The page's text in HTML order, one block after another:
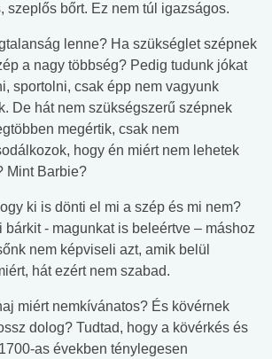
szeplős bőrt. Ez nem túl igazságos.
lenne? Ha szükséglet szépnek
a nagy többség? Pedig tudunk jókat
sportolni, csak épp nem vagyunk
De hát nem szükségszerű szépnek
megértik, csak nem
hogy én miért nem lehetek
Mint Barbie?
ki is dönti el mi a szép és mi nem?
bárkit - magunkat is beleértve – máshoz
nem képviseli azt, amik belül
hát ezért nem szabad.
miért nemkívánatos? És kövérnek
dolog? Tudtad, hogy a kövérkés és
as években ténylegesen